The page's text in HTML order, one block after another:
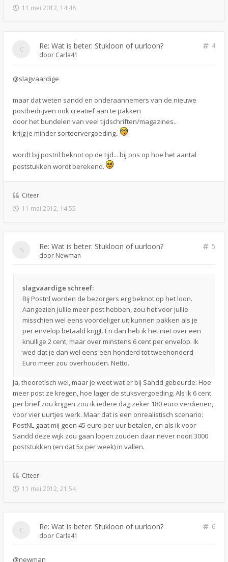
11 mei 2012, 14:48
Re: Wat is beter: Stukloon of uurloon?
4
door Carla41
@slagvaardige
maar dat weten sandd en onderaannemers van de nieuwe
postbedrijven ook creatief aan te pakken
door het bundelen van veel tijdschriften/magazines..
krijg je minder sorteervergoeding..
wordt bij postnl beknot op de tijd... bij ons op hoe het aantal
poststukken wordt berekend.
Citeer
11 mei 2012, 14:55
Re: Wat is beter: Stukloon of uurloon?
5
door Newman
slagvaardige schreef:
Bij Postnl worden de bezorgers erg beknot op het loon.
Aangezien jullie meer post hebben, zou het voor jullie
misschien wel eens voordeliger uit kunnen pakken als je
per envelop betaald krijgt. En dan heb ik het niet over een
knullige 2 cent, maar over minstens 6 cent per envelop. Ik
wed dat je dan wel eens een honderd tot tweehonderd
Euro meer zou overhouden. Netto.
Ja, theoretisch wel, maar je weet wat er bij Sandd gebeurde: Hoe
meer post ze kregen, hoe lager de stuksvergoeding. Als ik 6 cent
per brief zou krijgen zou ik iedere dag zeker 180 euro verdienen,
voor vier uurtjes werk. Maar dat is een onrealistisch scenario:
PostNL gaat mij geen 45 euro per uur betalen, en als ik voor
Sandd deze wijk zou gaan lopen zouden daar never nooit 3000
poststukken (en dat 5x per week) in vallen.
Citeer
11 mei 2012, 21:54
Re: Wat is beter: Stukloon of uurloon?
6
door Carla41
@newman